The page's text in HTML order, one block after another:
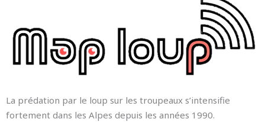
La prédation par le loup sur les troupeaux s’intensifie
fortement dans les Alpes depuis les années 1990.